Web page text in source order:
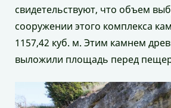
свидетельствуют, что объем
сооружении этого комплекса
1157,42 куб. м. Этим камнем
выложили площадь перед